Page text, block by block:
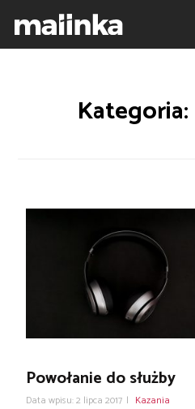
Powołanie do służby
Data wpisu: 2 lipca 2017 | Kazania